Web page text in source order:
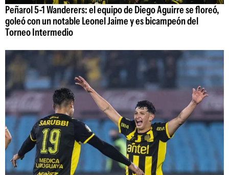
Peñarol 5-1 Wanderers: el equipo de Diego Aguirre se floreó,
goleó con un notable Leonel Jaime y es bicampeón del
Torneo Intermedio